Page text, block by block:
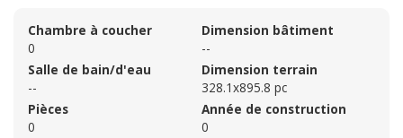
Chambre à coucher
0
Salle de bain/d'eau
--
Pièces
0
Dimension bâtiment
--
Dimension terrain
328.1x895.8 pc
Année de construction
0